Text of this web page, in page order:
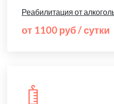
Реабилитация от
от 1100 руб / сутки